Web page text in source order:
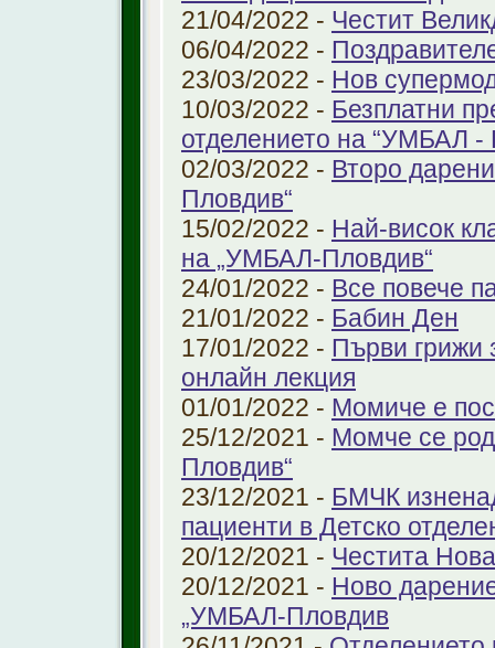
21/04/2022 - Честит
06/04/2022 -
23/03/2022 - Нов
10/03/2022 - Безплатни
отделението на “УМБАЛ -
02/03/2022 - Второ
Пловдив“
15/02/2022 - Най-висок
на „УМБАЛ-Пловдив“
24/01/2022 - Все повече
21/01/2022 - Бабин Ден
17/01/2022 - Първи грижи
онлайн лекция
01/01/2022 - Момиче е
25/12/2021 - Момче се
Пловдив“
23/12/2021 - БМЧК
пациенти в Детско
20/12/2021 - Честита
20/12/2021 - Ново
„УМБАЛ-Пловдив